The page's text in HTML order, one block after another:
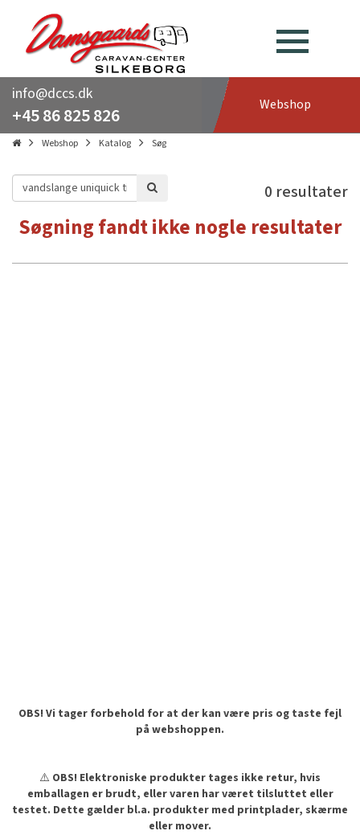
info@dccs.dk
+45 86 825 826 Webshop
Webshop Katalog Søg
0 resultater
Søgning fandt ikke nogle resultater
OBS! Vi tager forbehold for at der kan være pris og taste fejl
på webshoppen.
⚠️ OBS! Elektroniske produkter tages ikke retur, hvis
emballagen er brudt, eller varen har været tilsluttet eller
testet. Dette gælder bl.a. produkter med printplader, skærme
eller mover.